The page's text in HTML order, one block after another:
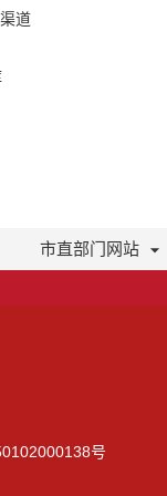
道
市直部门网站
号